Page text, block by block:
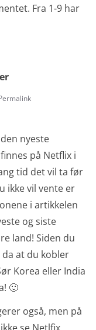
Fra 1-9 har
nyeste
på Netflix i
tid det vil ta før
ikke vil vente er
i artikkelen
og siste
land! Siden du
at du kobler
Korea eller India
🙂
også, men på